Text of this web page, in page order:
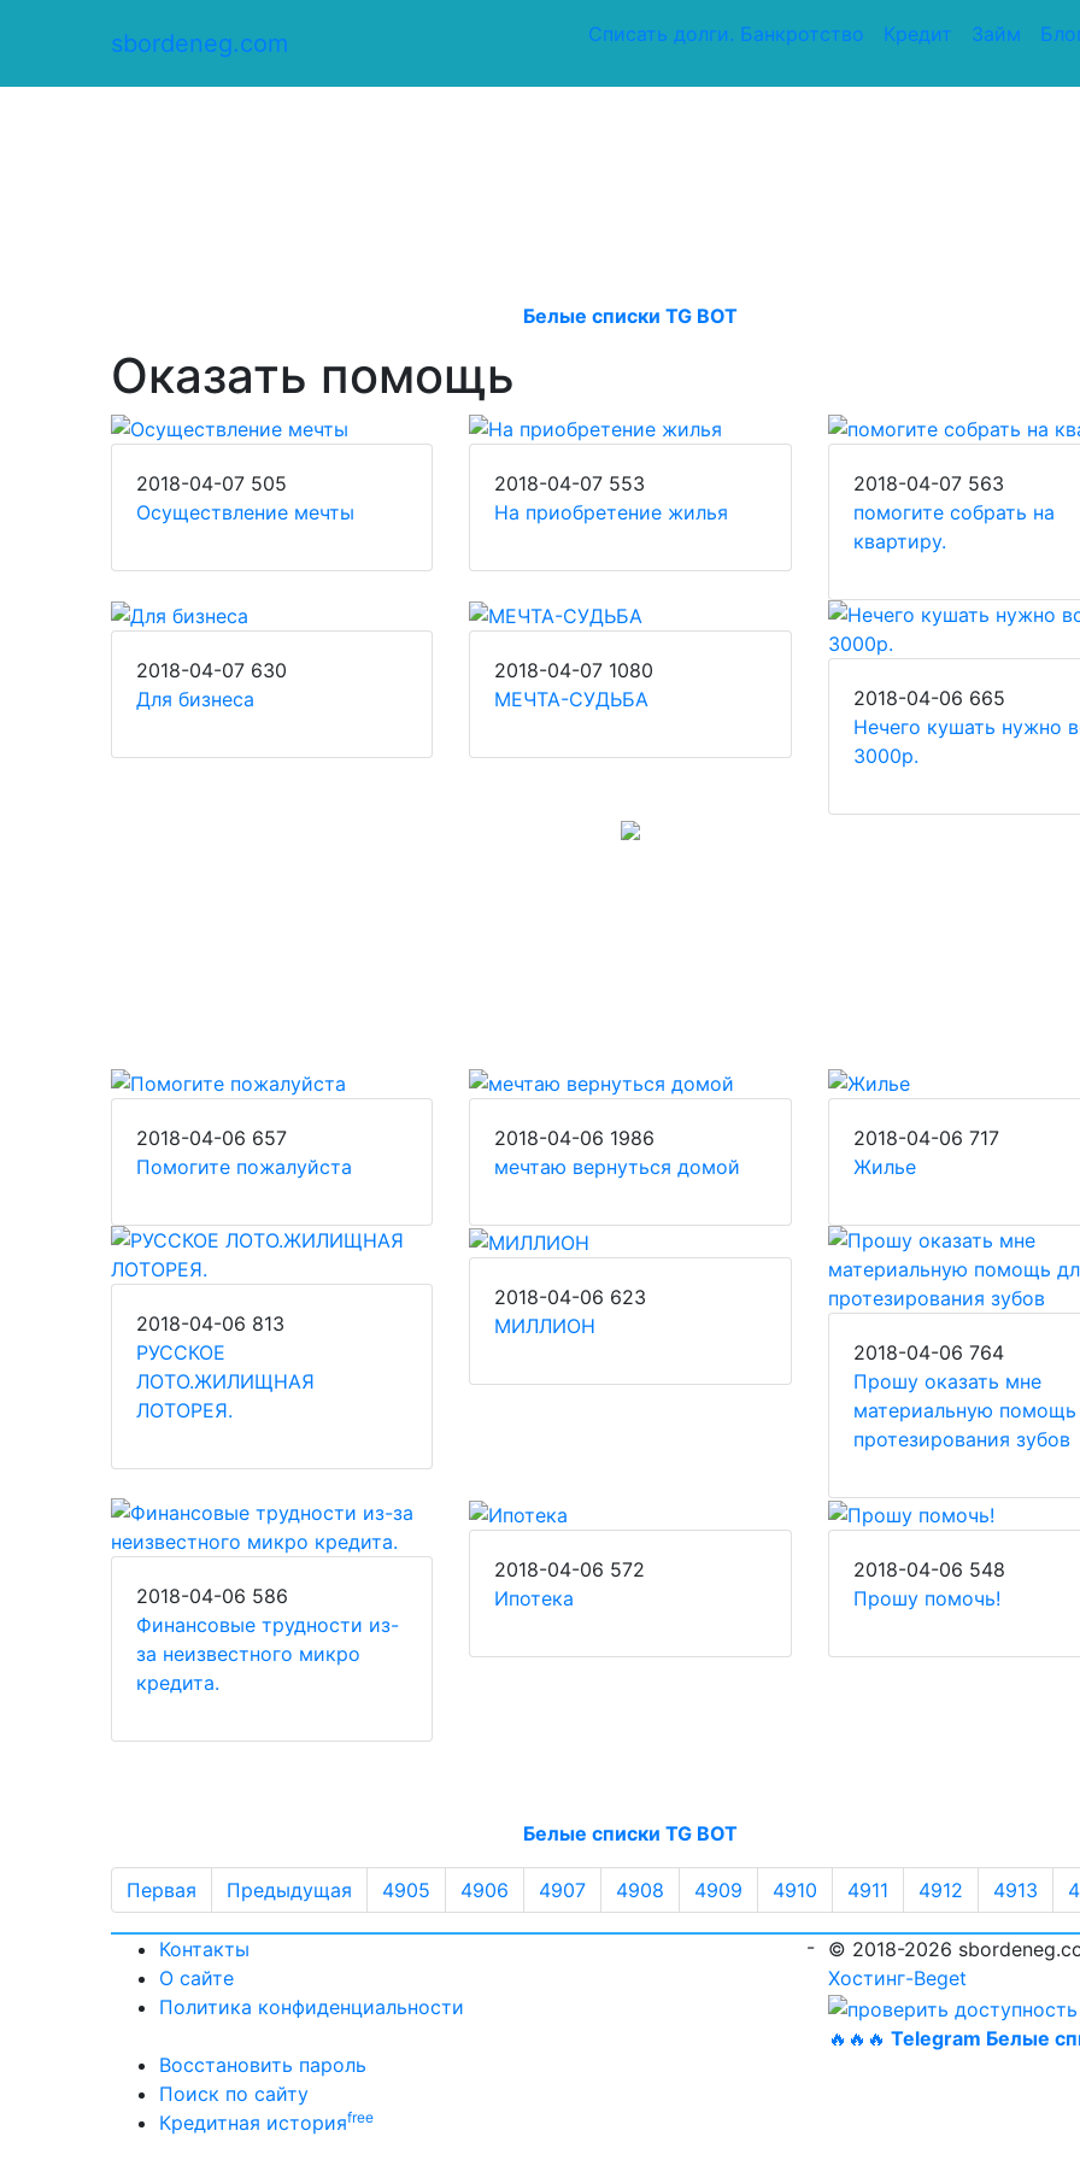
sbordeneg.com Списать долги. Банкротство Кредит Займ
Оказать помощь
Белые списки TG BOT
Оказать помощь
2018-04-07 505
Осуществление мечты
2018-04-07 553
На приобретение жилья
2018-04-07 563
помогите собрать на
квартиру.
2018-04-07 630
Для бизнеса
2018-04-07 1080
МЕЧТА-СУДЬБА
2018-04-06 665
Нечего кушать нужно
3000р.
2018-04-06 657
Помогите пожалуйста
2018-04-06 1986
мечтаю вернуться домой
2018-04-06 717
Жилье
2018-04-06 813
РУССКОЕ
ЛОТО.ЖИЛИЩНАЯ
ЛОТОРЕЯ.
2018-04-06 623
МИЛЛИОН
2018-04-06 764
Прошу оказать мне
материальную помощь
протезирования зубов
2018-04-06 586
Финансовые трудности из-
за неизвестного микро
кредита.
2018-04-06 572
Ипотека
2018-04-06 548
Прошу помочь!
Белые списки TG BOT
Первая Предыдущая 4905 4906 4907 4908 4909 4910 4911 4912 4913
-
Контакты
О сайте
Политика конфиденциальности
Восстановить пароль
Поиск по сайту
Кредитная историяfree
© 2018-2026
Хостинг-Beget
🔥🔥🔥 Telegram Белые